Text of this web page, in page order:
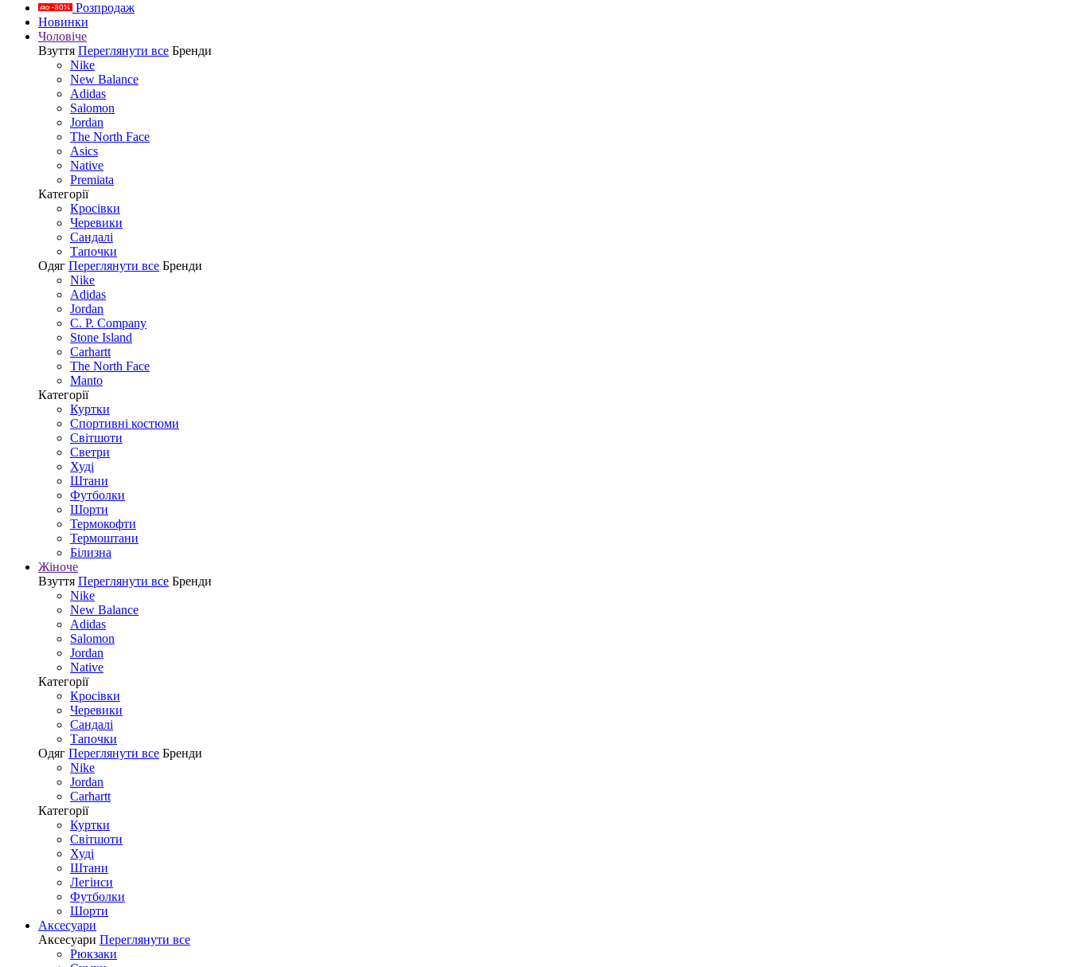
Розпродаж
Новинки
Чоловіче
Взуття Переглянути все Бренди
Nike
New Balance
Adidas
Salomon
Jordan
The North Face
Asics
Native
Premiata
Категорії
Кросівки
Черевики
Сандалі
Tапочки
Одяг Переглянути все Бренди
Nike
Adidas
Jordan
C. P. Company
Stone Island
Carhartt
The North Face
Manto
Категорії
Куртки
Спортивні костюми
Світшоти
Светри
Худі
Штани
Футболки
Шорти
Термокофти
Термоштани
Білизна
Жіноче
Взуття Переглянути все Бренди
Nike
New Balance
Adidas
Salomon
Jordan
Native
Категорії
Кросівки
Черевики
Сандалі
Tапочки
Одяг Переглянути все Бренди
Nike
Jordan
Carhartt
Категорії
Куртки
Світшоти
Худі
Штани
Легінси
Футболки
Шорти
Аксесуари
Аксесуари Переглянути все
Рюкзаки